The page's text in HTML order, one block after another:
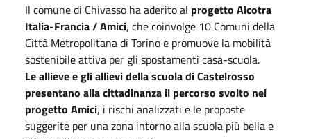
Il comune di Chivasso ha aderito al progetto Alcotra
Italia-Francia / Amici, che coinvolge 10 Comuni della
Città Metropolitana di Torino e promuove la mobilità
sostenibile attiva per gli spostamenti casa-scuola.
Le allieve e gli allievi della scuola di Castelrosso
presentano alla cittadinanza il percorso svolto nel
progetto Amici, i rischi analizzati e le proposte
suggerite per una zona intorno alla scuola più bella e